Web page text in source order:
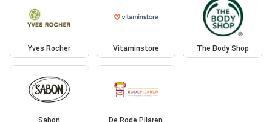
Yves Rocher Vitaminstore The Body Shop